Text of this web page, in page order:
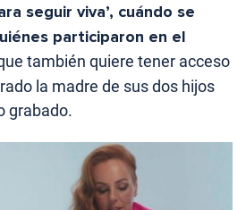
seguir viva’, cuándo se
participaron en el
también quiere tener acceso
la madre de sus dos hijos
grabado.